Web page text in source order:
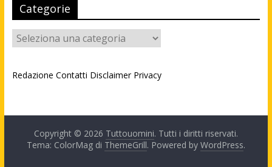
Categorie
Categorie
Redazione Contatti Disclaimer Privacy
Copyright © 2026 Tuttouomini. Tutti i diritti riservati.
Tema: ColorMag di ThemeGrill. Powered by WordPress.